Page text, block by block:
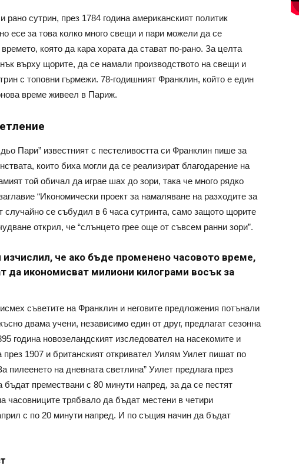
сутрин, през 1784 година американският политик
есе за това колко много свещи и пари можели да се
която да кара хората да стават по-рано. За целта
върху щорите, да се намали производството на свещи и
с топовни гърмежи. 78-годишният Франклин, който е един
време живеел в Париж.
Пари” известният с пестеливостта си Франклин пише за
които биха могли да се реализират благодарение на
той обичал да играе шах до зори, така че много рядко
“Икономически проект за намаляване на разходите за
случайно се събудил в 6 часа сутринта, само защото щорите
открил, че “слънцето грее още от съвсем ранни зори”.
че ако бъде променено часовото време,
да икономисват милиони килограми восък за
съветите на Франклин и неговите предложения потънали
двама учени, независимо един от друг, предлагат сезонна
година новозеландският изследовател на насекомите и
1907 и британският откривател Уилям Уилет пишат по
пилеенето на дневната светлина” Уилет предлага през
бъдат премествани с 80 минути напред, за да се пестят
часовниците трябвало да бъдат местени в четири
с по 20 минути напред. И по същия начин да бъдат